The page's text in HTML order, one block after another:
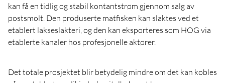
kan få en tidlig og stabil kontantstrøm gjennom salg av
postsmolt. Den produserte matfisken kan slaktes ved et
etablert lakseslakteri, og den kan eksporteres som HOG via
etablerte kanaler hos profesjonelle aktører.
Det totale prosjektet blir betydelig mindre om det kan kobles